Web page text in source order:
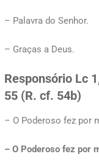
– Palavra do Senhor.
– Graças a Deus.
Responsório Lc
55 (R. cf. 54b)
– O Poderoso fez por
– O Poderoso fez por